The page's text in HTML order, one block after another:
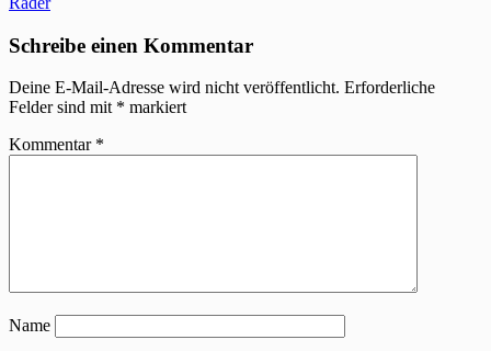
Teilen
Beitragsnavigation
Schreibe einen Kommentar
Deine E-Mail-Adresse wird nicht veröffentlicht. Erforderliche
Felder sind mit * markiert
Kommentar *
Name